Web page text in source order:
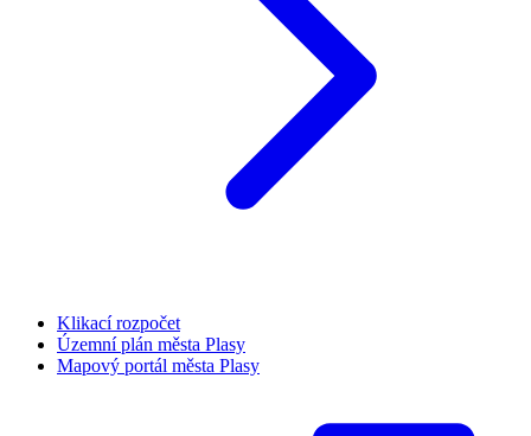
Klikací rozpočet
Územní plán města Plasy
Mapový portál města Plasy